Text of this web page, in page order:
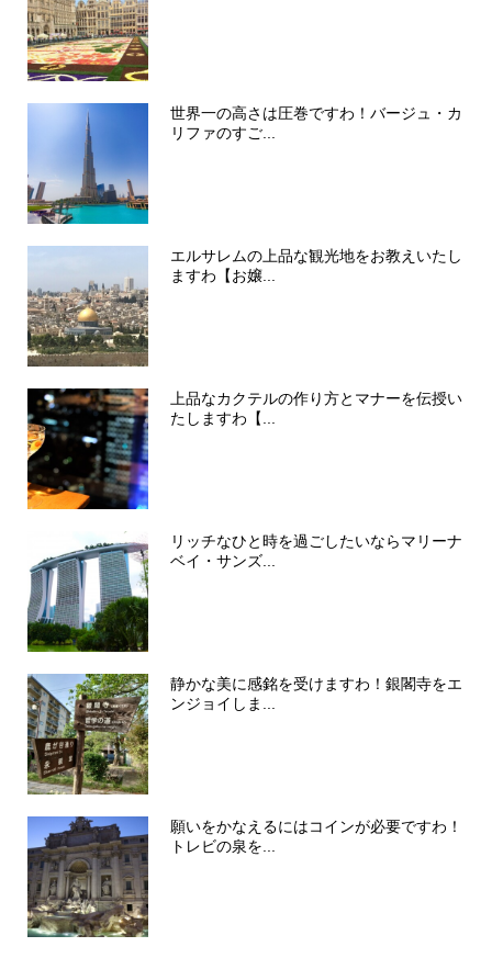
世界一の高さは圧巻ですわ！バージュ・カ
リファのすご...
エルサレムの上品な観光地をお教えいたし
ますわ【お嬢...
上品なカクテルの作り方とマナーを伝授い
たしますわ【...
リッチなひと時を過ごしたいならマリーナ
ベイ・サンズ...
静かな美に感銘を受けますわ！銀閣寺をエ
ンジョイしま...
願いをかなえるにはコインが必要ですわ！
トレビの泉を...